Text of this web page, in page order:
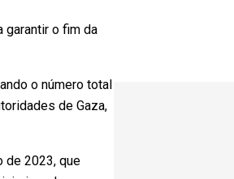
garantir o fim da
o número total
de Gaza,
de 2023, que